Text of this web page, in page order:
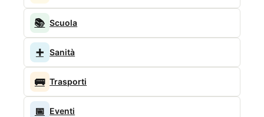
📚 Scuola
➕ Sanità
🚌 Trasporti
📅 Eventi